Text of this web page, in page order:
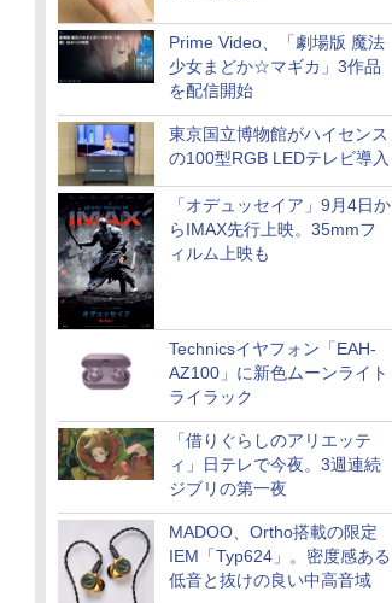
Prime Video、「劇場版 魔法
少女まどか☆マギカ」3作品
を配信開始
東京国立博物館がハイセンス
の100型RGB LEDテレビ導入
「オデュッセイア」9月4日か
らIMAX先行上映。35mmフ
ィルム上映も
Technicsイヤフォン「EAH-
AZ100」に新色ムーンライト
ライラック
「借りぐらしのアリエッテ
ィ」日テレで今夜。3週連続
ジブリの第一夜
MADOO、Ortho搭載の限定
IEM「Typ624」。密度感ある
低音と抜けの良い中高音域